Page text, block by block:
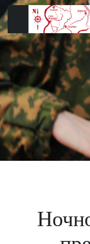
Перейти
к
содержимому